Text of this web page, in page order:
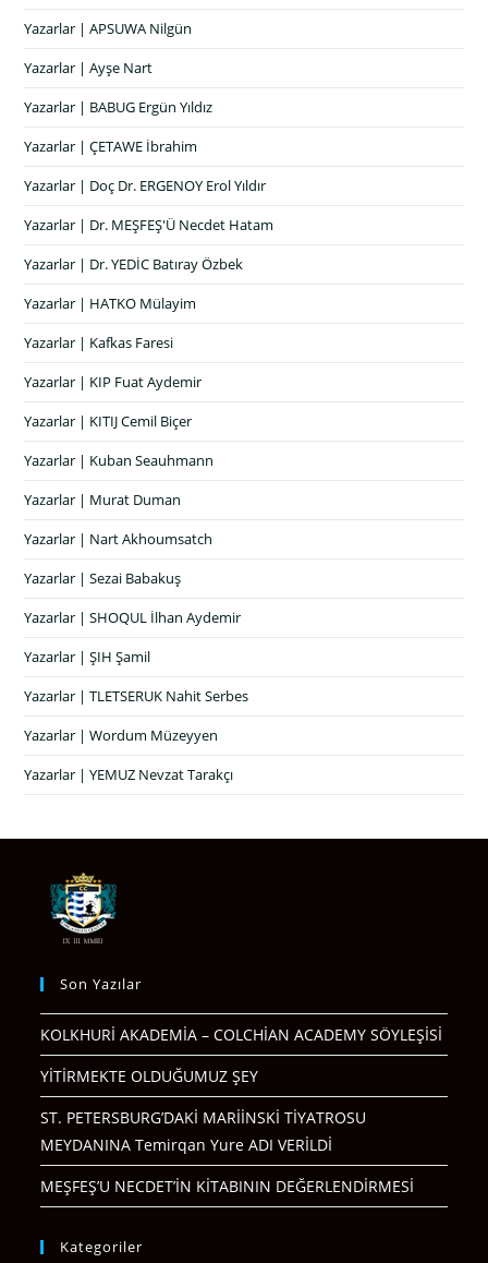
Yazarlar | APSUWA Nilgün
Yazarlar | Ayşe Nart
Yazarlar | BABUG Ergün Yıldız
Yazarlar | ÇETAWE İbrahim
Yazarlar | Doç Dr. ERGENOY Erol Yıldır
Yazarlar | Dr. MEŞFEŞ'Ü Necdet Hatam
Yazarlar | Dr. YEDİC Batıray Özbek
Yazarlar | HATKO Mülayim
Yazarlar | Kafkas Faresi
Yazarlar | KIP Fuat Aydemir
Yazarlar | KITIJ Cemil Biçer
Yazarlar | Kuban Seauhmann
Yazarlar | Murat Duman
Yazarlar | Nart Akhoumsatch
Yazarlar | Sezai Babakuş
Yazarlar | SHOQUL İlhan Aydemir
Yazarlar | ŞIH Şamil
Yazarlar | TLETSERUK Nahit Serbes
Yazarlar | Wordum Müzeyyen
Yazarlar | YEMUZ Nevzat Tarakçı
Son Yazılar
KOLKHURİ AKADEMİA – COLCHİAN ACADEMY SÖYLEŞİSİ
YİTİRMEKTE OLDUĞUMUZ ŞEY
ST. PETERSBURG’DAKİ MARİİNSKİ TİYATROSU
MEYDANINA Temirqan Yure ADI VERİLDİ
MEŞFEŞ’U NECDET’İN KİTABININ DEĞERLENDİRMESİ
Kategoriler